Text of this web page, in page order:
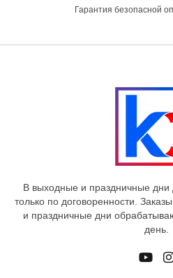
Гарантия безопасной
В выходные и праздничные дни
только по договоренности.
и праздничные дни
день.